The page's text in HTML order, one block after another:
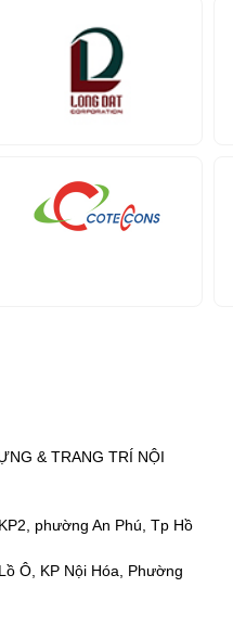
& TRANG TRÍ NỘI
phường An Phú, Tp Hồ
Ô, KP Nội Hóa, Phường